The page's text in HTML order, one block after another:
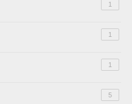
1
1
1
5